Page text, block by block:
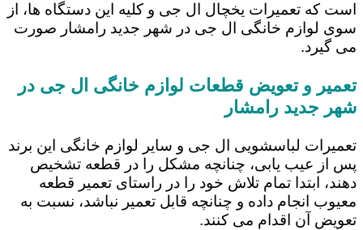
است که تعمیرات یخچال ال جی و کلیه این دستگاه ها، از
سوی لوازم خانگی ال جی در شهر جدید رامشار صورت
می گیرد.
تعمیر و تعویض قطعات لوازم خانگی ال جی در
شهر جدید رامشار
تعمیرات لباسشویی ال جی و سایر لوازم خانگی این برند
پس از عیب یابی، چنانچه مشکل را در قطعه تشخیص
دهند، ابتدا تمام تلاش خود را در راستای تعمیر قطعه
معیوب انجام داده و چنانچه قابل تعمیر نباشد، نسبت به
تعویض آن اقدام می کنند.